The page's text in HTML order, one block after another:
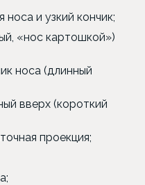
носа и узкий кончик;
«нос картошкой»)
носа (длинный
вверх (короткий
проекция;